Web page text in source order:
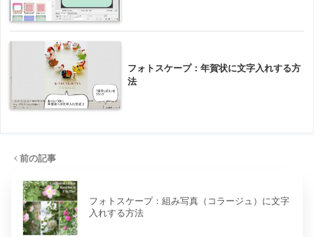
フォトスケープ：年賀状に文字入れする方
法
前の記事
フォトスケープ：組み写真（コラージュ）に文字
入れする方法